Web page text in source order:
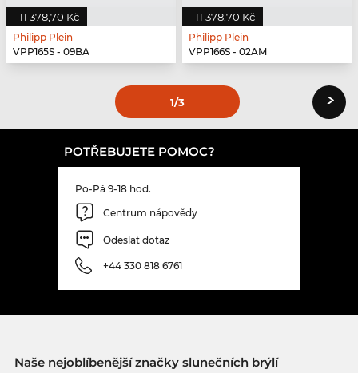
11 378,70 Kč
Philipp Plein
VPP165S - 09BA
11 378,70 Kč
Philipp Plein
VPP166S - 02AM
1/3 ›
POTŘEBUJETE POMOC?
Po-Pá 9-18 hod.
Centrum nápovědy
Odeslat dotaz
+44 330 818 6761
Naše nejoblíbenější značky slunečních brýlí